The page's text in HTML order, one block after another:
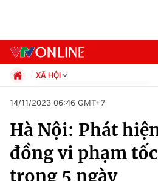
Chuyên mục
Chính trị
XÃ HỘI
Xã hội
Pháp luật
Kinh tế
Thể thao
Truyền hình
14/11/2023 06:46 GMT+7
Hà Nội: Phát
đồng vi phạm
trong 5 ngày